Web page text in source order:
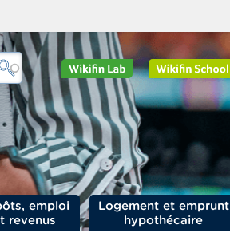
emploi
revenus
Logement et emprunt
hypothécaire